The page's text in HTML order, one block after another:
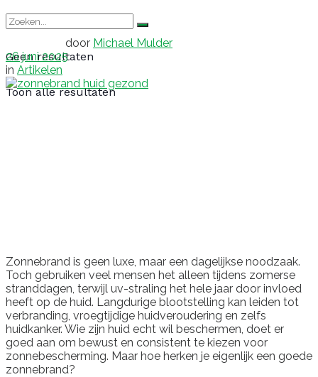
Geen resultaten
Toon alle resultaten
door Michael Mulder
26 juni 2025
in Artikelen
Zonnebrand is geen luxe, maar een dagelijkse noodzaak.
Toch gebruiken veel mensen het alleen tijdens zomerse
stranddagen, terwijl uv-straling het hele jaar door invloed
heeft op de huid. Langdurige blootstelling kan leiden tot
verbranding, vroegtijdige huidveroudering en zelfs
huidkanker. Wie zijn huid echt wil beschermen, doet er
goed aan om bewust en consistent te kiezen voor
zonnebescherming. Maar hoe herken je eigenlijk een goede
zonnebrand?